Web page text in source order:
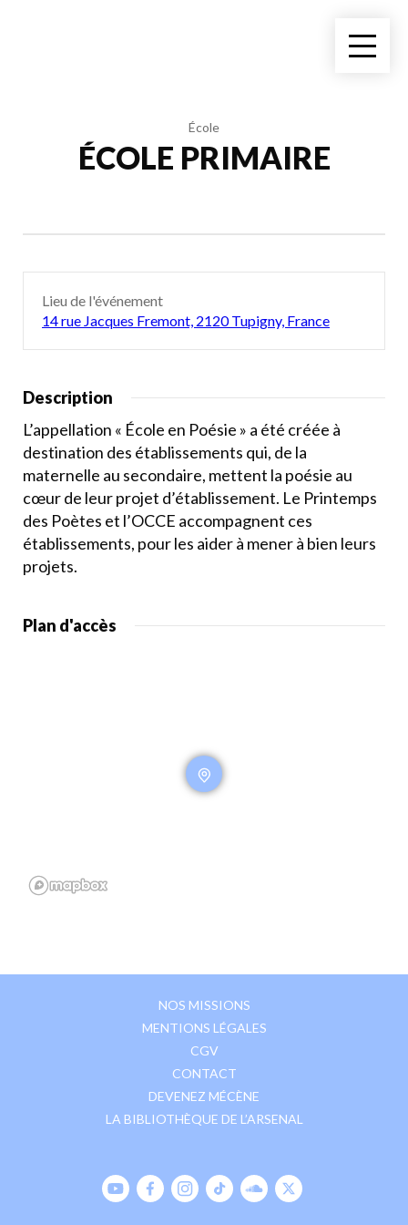
École
ÉCOLE PRIMAIRE
Lieu de l'événement
14 rue Jacques Fremont, 2120 Tupigny, France
Description
L’appellation « École en Poésie » a été créée à
destination des établissements qui, de la
maternelle au secondaire, mettent la poésie au
cœur de leur projet d’établissement. Le Printemps
des Poètes et l’OCCE accompagnent ces
établissements, pour les aider à mener à bien leurs
projets.
Plan d'accès
NOS MISSIONS
MENTIONS LÉGALES
CGV
CONTACT
DEVENEZ MÉCÈNE
LA BIBLIOTHÈQUE DE L’ARSENAL